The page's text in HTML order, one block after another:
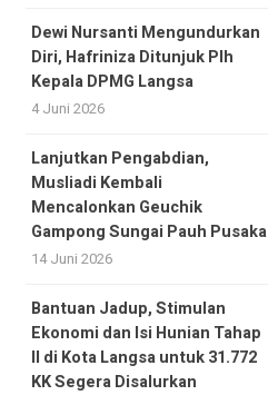
Dewi Nursanti Mengundurkan
Diri, Hafriniza Ditunjuk Plh
Kepala DPMG Langsa
4 Juni 2026
Lanjutkan Pengabdian,
Musliadi Kembali
Mencalonkan Geuchik
Gampong Sungai Pauh Pusaka
14 Juni 2026
Bantuan Jadup, Stimulan
Ekonomi dan Isi Hunian Tahap
II di Kota Langsa untuk 31.772
KK Segera Disalurkan